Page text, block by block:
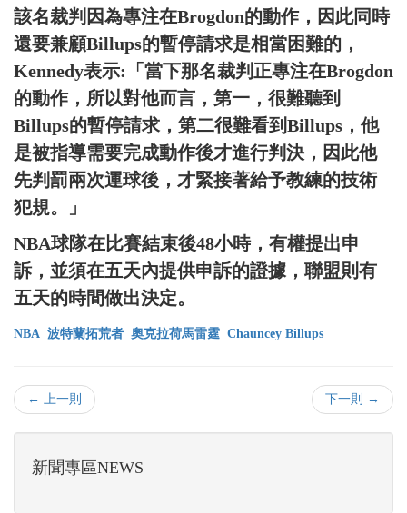
該名裁判因為專注在Brogdon的動作，因此同時
還要兼顧Billups的暫停請求是相當困難的，
Kennedy表示:「當下那名裁判正專注在Brogdon
的動作，所以對他而言，第一，很難聽到
Billups的暫停請求，第二很難看到Billups，他
是被指導需要完成動作後才進行判決，因此他
先判罰兩次運球後，才緊接著給予教練的技術
犯規。」
NBA球隊在比賽結束後48小時，有權提出申
訴，並須在五天內提供申訴的證據，聯盟則有
五天的時間做出決定。
NBA 波特蘭拓荒者 奧克拉荷馬雷霆 Chauncey Billups
← 上一則 下一則 →
新聞專區NEWS